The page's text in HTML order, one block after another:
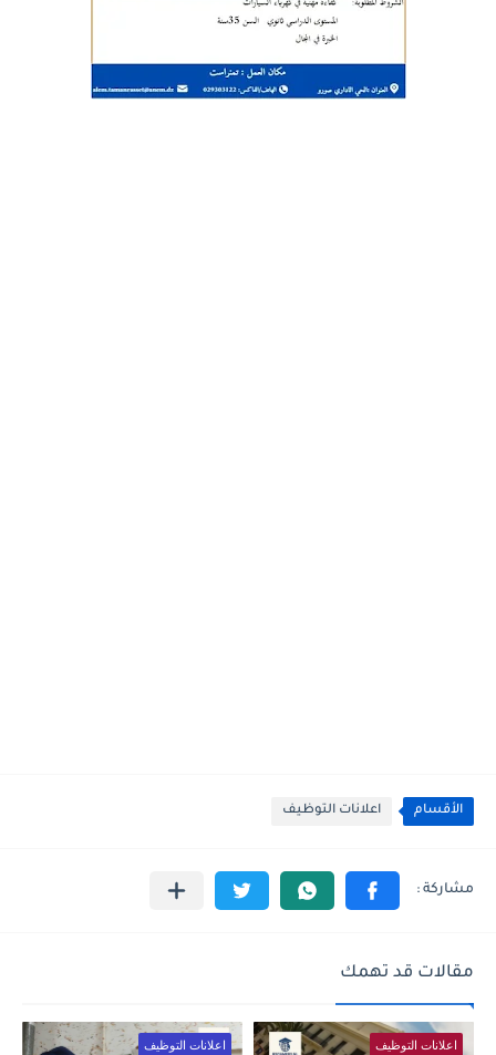
الأقسام اعلانات التوظيف
مقالات قد تهمك
اعلانات التوظيف اعلانات التوظيف